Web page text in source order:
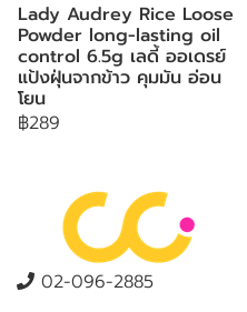
Lady Audrey Rice Loose
Powder long-lasting oil
control 6.5g เลดี้ ออเดรย์
แป้งฝุ่นจากข้าว คุมมัน อ่อน
โยน
฿289
02-096-2885